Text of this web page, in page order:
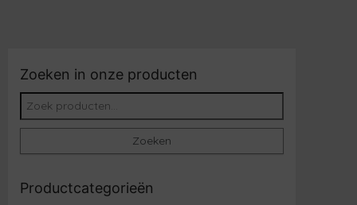
Zoeken in onze producten
Zoeken naar:
Zoeken
Productcategorieën